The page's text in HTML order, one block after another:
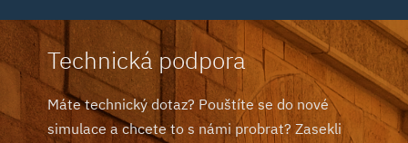
Technická podpora
Máte technický dotaz? Pouštíte se do nové
simulace a chcete to s námi probrat? Zasekli